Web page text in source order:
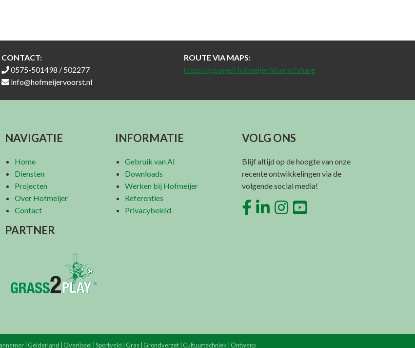
CONTACT:
0575-501498 / 502277
info@hofmeijervoorst.nl
ROUTE VIA MAPS:
https://g.page/Hofmeijer-Voorst?share
NAVIGATIE
Home
Diensten
Projecten
Over Hofmeijer
Contact
PARTNER
INFORMATIE
Gebruik van AI
Downloads
Werken bij Hofmeijer
Referenties
Privacybeleid
VOLG ONS
Blijf altijd op de hoogte van onze
recente ontwikkelingen via de
volgende social media!
| Gelderland | Overijssel | Sportveld | Gras | Grondverzet | Cultuurtechniek | Ontwerp